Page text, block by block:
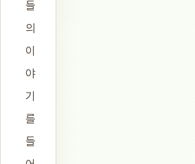
들
의
이
야
기
를
들